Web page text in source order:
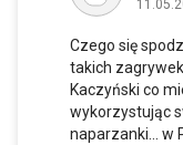
Czego się
takich
Kaczyński co
wykorzystując
naparzanki... w